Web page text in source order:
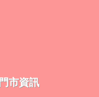
門市資訊